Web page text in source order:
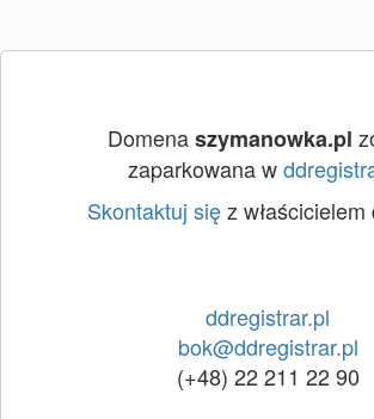
Domenaszymanowka.pl
zaparkowana w
Skontaktuj sięz
ddregistrar.pl
bok@ddregistrar.pl
(+48) 22 211 22 90